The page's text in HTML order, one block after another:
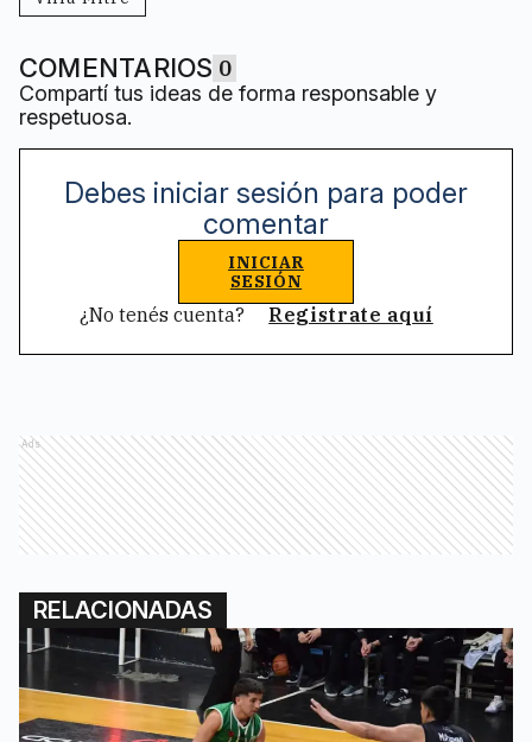
COMENTARIOS 0
Compartí tus ideas de forma responsable y
respetuosa.
Debes iniciar sesión para poder
comentar
INICIAR
SESIÓN
¿No tenés cuenta? Registrate aquí
Ads
RELACIONADAS